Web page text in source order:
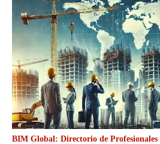
BIM Global: Directorio de